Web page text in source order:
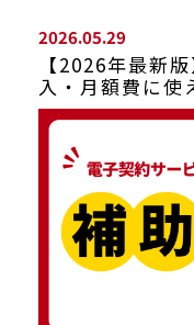
2026.05.29
【2026年最新
入・月額費に使